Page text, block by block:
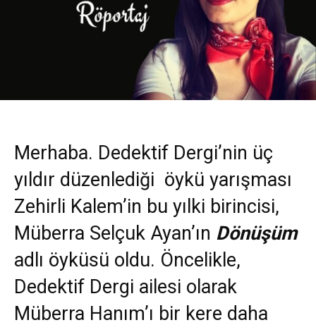
Merhaba. Dedektif Dergi’nin üç
yıldır düzenlediği öykü yarışması
Zehirli Kalem’in bu yılki birincisi,
Müberra Selçuk Ayan’ın Dönüşüm
adlı öyküsü oldu. Öncelikle,
Dedektif Dergi ailesi olarak
Müberra Hanım’ı bir kere daha